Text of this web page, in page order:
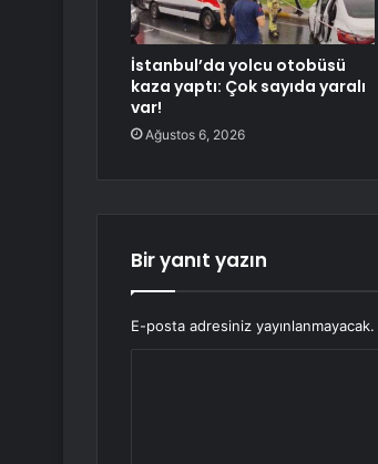
İstanbul’da yolcu otobüsü
kaza yaptı: Çok sayıda yaralı
var!
Ağustos 6, 2026
Bir yanıt yazın
E-posta adresiniz yayınlanmayacak.